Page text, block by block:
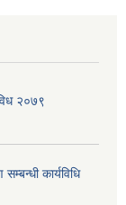
२०७९
कार्यविधि